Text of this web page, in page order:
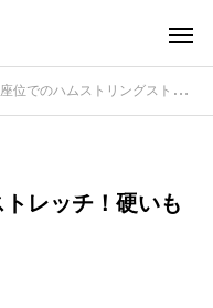
座位でのハムストリングストレッチ！硬いもも裏に効かせる伸ばし方
レッチ！硬いも